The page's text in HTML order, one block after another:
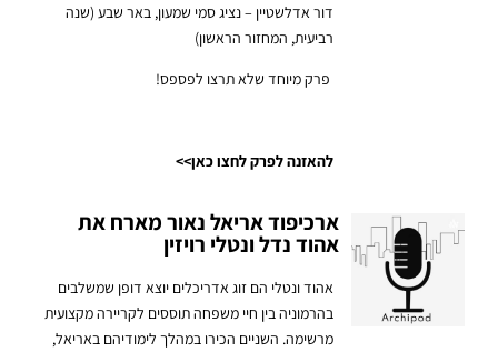
דור אדלשטיין – נציג סמי שמעון, באר שבע (שנה
רביעית, המחזור הראשון)
פרק מיוחד שלא תרצו לפספס!
להאזנה לפרק לחצו כאן>>
ארכיפוד אריאל נאור מארח את
אהוד נדל ונטלי רויזין
אהוד ונטלי הם זוג אדריכלים יוצא דופן שמשלבים
בהרמוניה בין חיי משפחה תוססים לקריירה מקצועית
מרשימה. השניים הכירו במהלך לימודיהם באריאל,